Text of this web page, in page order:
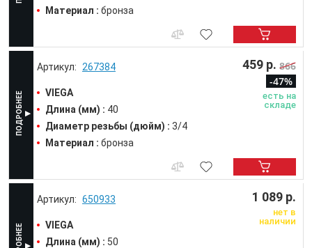
Материал : бронза
267384
VIEGA
Длина (мм) : 40
Диаметр резьбы (дюйм) : 3/4
Материал : бронза
459 р. 866
-47%
есть на
складе
650933
VIEGA
Длина (мм) : 50
1 089 р.
нет в
наличии